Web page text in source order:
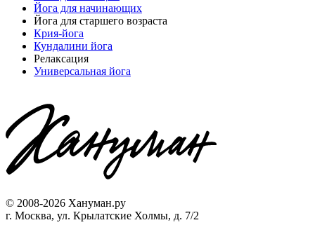
Йога для начинающих
Йога для старшего возраста
Крия-йога
Кундалини йога
Релаксация
Универсальная йога
© 2008-2026 Хануман.ру
г. Москва, ул. Крылатские Холмы, д. 7/2